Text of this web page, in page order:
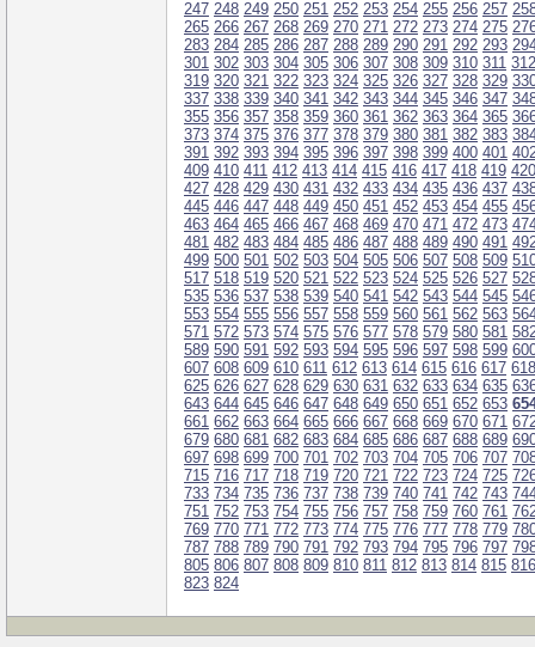
247 248 249 250 251 252 253 254 255 256 257
265 266 267 268 269 270 271 272 273 274 275
283 284 285 286 287 288 289 290 291 292 293
301 302 303 304 305 306 307 308 309 310 311 312
319 320 321 322 323 324 325 326 327 328 329
337 338 339 340 341 342 343 344 345 346 347
355 356 357 358 359 360 361 362 363 364 365
373 374 375 376 377 378 379 380 381 382 383
391 392 393 394 395 396 397 398 399 400 401
409 410 411 412 413 414 415 416 417 418 419 420
427 428 429 430 431 432 433 434 435 436 437
445 446 447 448 449 450 451 452 453 454 455
463 464 465 466 467 468 469 470 471 472 473
481 482 483 484 485 486 487 488 489 490 491
499 500 501 502 503 504 505 506 507 508 509
517 518 519 520 521 522 523 524 525 526 527
535 536 537 538 539 540 541 542 543 544 545
553 554 555 556 557 558 559 560 561 562 563
571 572 573 574 575 576 577 578 579 580 581
589 590 591 592 593 594 595 596 597 598 599
607 608 609 610 611 612 613 614 615 616 617 618
625 626 627 628 629 630 631 632 633 634 635
643 644 645 646 647 648 649 650 651 652 653
661 662 663 664 665 666 667 668 669 670 671
679 680 681 682 683 684 685 686 687 688 689
697 698 699 700 701 702 703 704 705 706 707
715 716 717 718 719 720 721 722 723 724 725
733 734 735 736 737 738 739 740 741 742 743
751 752 753 754 755 756 757 758 759 760 761
769 770 771 772 773 774 775 776 777 778 779
787 788 789 790 791 792 793 794 795 796 797
805 806 807 808 809 810 811 812 813 814 815 816
823 824